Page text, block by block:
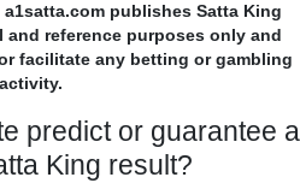
publishes Satta King
reference purposes only and
facilitate any betting or gambling
activity.
predict or guarantee a
King result?